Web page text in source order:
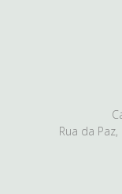
Rua da